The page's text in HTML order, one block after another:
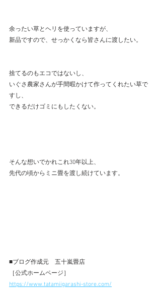
余ったい草とヘリを使っていますが、
新品ですので、せっかくなら皆さんに渡したい。
捨てるのもエコではないし、
いぐさ農家さんが手間暇かけて作ってくれたい草で
すし、
できるだけゴミにもしたくない。
そんな想いでかれこれ30年以上、
先代の頃からミニ畳を渡し続けています。
■ブログ作成元　五十嵐畳店
［公式ホームページ］
https://www.tatamiigarashi-store.com/